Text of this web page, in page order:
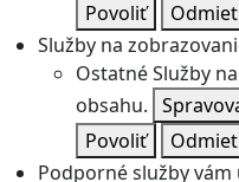
Povoliť
Služby na
OstatnéSlužby
obsahu.
Povoliť
Podporné služby